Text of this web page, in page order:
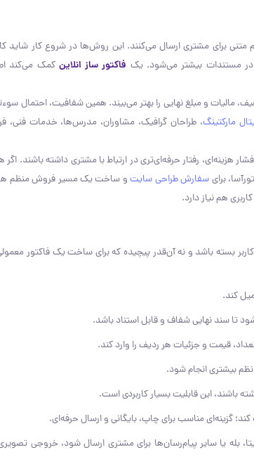
برای مشتری ارسال می‌کنند. این روش‌ها در شروع کار شاید
در مستندات بیشتر می‌شود. یک فاکتور ساز انلاین کمک می‌کند
مالیات و مبلغ نهایی را بهتر می‌بیند. همین شفافیت، احتمال
مارکتینگ، طراحان گرافیک، مشاوران، مدرس‌ها، خدمات فنی،
رفتار حرفه‌ای‌تری در ارتباط با مشتری داشته باشند.
برایسفارش طراحی سایتو ساخت یک مسیر فروش منظم هم
هم نیاز دارد.
بسته باشد و نه آن‌قدر پیچیده که برای ساخت یک فاکتور
کند.
تا سند نهایی شفاف و قابل استناد باشد.
قیمت و جزئیات هر ردیف را وارد کند.
بیشتری انجام شود.
باشند، این قابلیت بسیار کاربردی است.
بله یا سایر پیام‌رسان‌ها برای مشتری ارسال شود، خروجی